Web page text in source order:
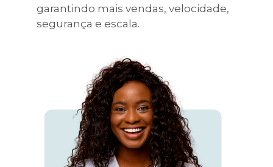
garantindo mais vendas, velocidade,
segurança e escala.